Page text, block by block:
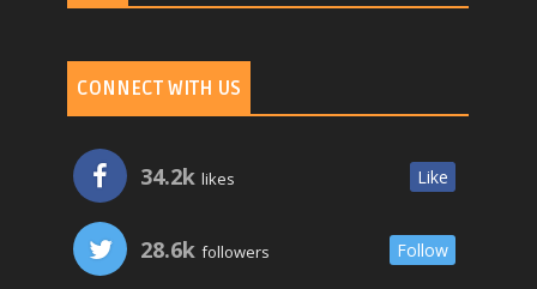
CONNECT WITH US
34.2k likes Like
28.6k followers Follow